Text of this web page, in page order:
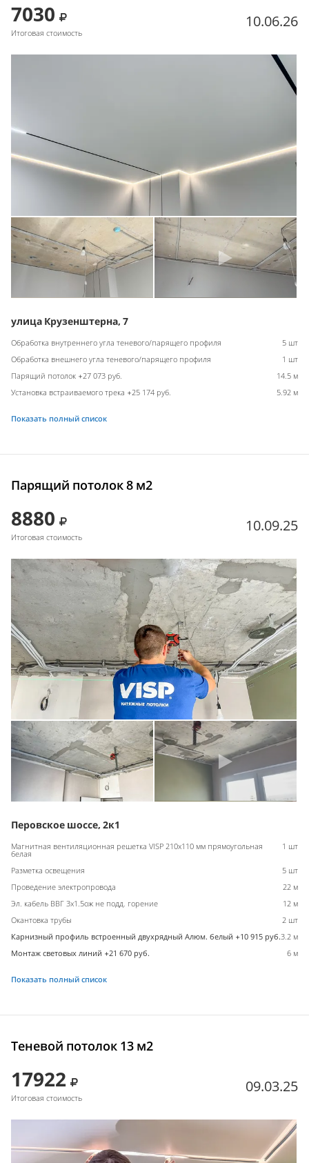
7030
Итоговая стоимость
10.06.26
улица Крузенштерна, 7
Обработка внутреннего угла теневого/парящего профиля
5 шт
Обработка внешнего угла теневого/парящего профиля
1 шт
Парящий потолок +27 073 руб.
14.5 м
Установка встраиваемого трека +25 174 руб.
5.92 м
Показать полный список
Парящий потолок 8 м2
8880
Итоговая стоимость
10.09.25
Перовское шоссе, 2к1
Магнитная вентиляционная решетка VISP 210x110 мм прямоугольная
белая
1 шт
Разметка освещения
5 шт
Проведение электропровода
22 м
Эл. кабель ВВГ 3х1.5ож не подд. горение
12 м
Окантовка трубы
2 шт
Карнизный профиль встроенный двухрядный Алюм. белый +10 915 руб.3.2 м
Монтаж световых линий +21 670 руб.
6 м
Показать полный список
Теневой потолок 13 м2
17922
Итоговая стоимость
09.03.25